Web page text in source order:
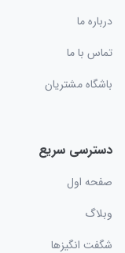
درباره ما
تماس با ما
باشگاه مشتریان
دسترسی سریع
صفحه اول
وبلاگ
شگفت انگیزها